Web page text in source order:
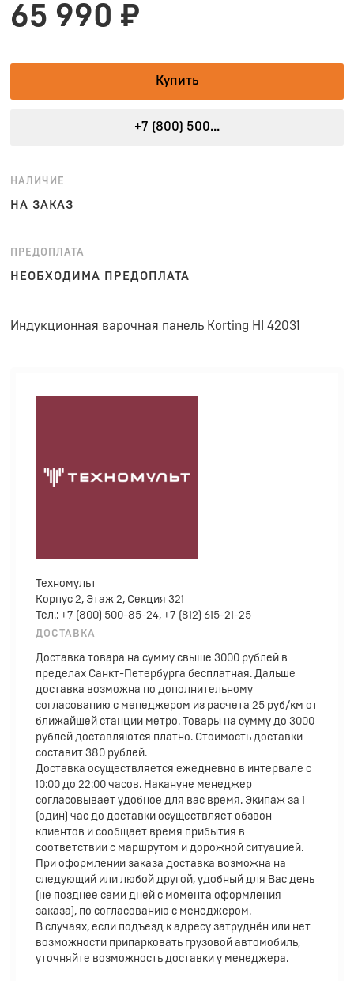
65 990 ₽
Купить
+7 (800) 500...
НАЛИЧИЕ
НА ЗАКАЗ
ПРЕДОПЛАТА
НЕОБХОДИМА ПРЕДОПЛАТА
Индукционная варочная панель Korting HI 42031
Техномульт
Корпус 2, Этаж 2, Секция 321
Тел.: +7 (800) 500-85-24, +7 (812) 615-21-25
ДОСТАВКА
Доставка товара на сумму свыше 3000 рублей в
пределах Санкт-Петербурга бесплатная. Дальше
доставка возможна по дополнительному
согласованию с менеджером из расчета 25 руб/км от
ближайшей станции метро. Товары на сумму до 3000
рублей доставляются платно. Стоимость доставки
составит 380 рублей.
Доставка осуществляется ежедневно в интервале с
10:00 до 22:00 часов. Накануне менеджер
согласовывает удобное для вас время. Экипаж за 1
(один) час до доставки осуществляет обзвон
клиентов и сообщает время прибытия в
соответствии с маршрутом и дорожной ситуацией.
При оформлении заказа доставка возможна на
следующий или любой другой, удобный для Вас день
(не позднее семи дней с момента оформления
заказа), по согласованию с менеджером.
В случаях, если подъезд к адресу затруднён или нет
возможности припарковать грузовой автомобиль,
уточняйте возможность доставки у менеджера.